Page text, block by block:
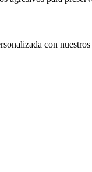
con